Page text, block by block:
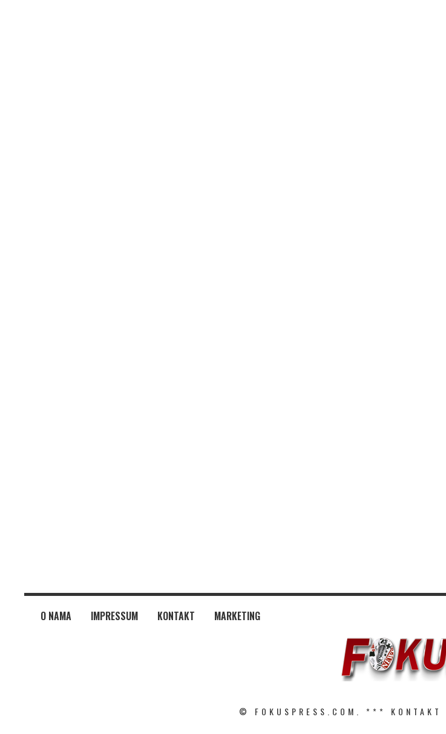
O NAMA IMPRESSUM KONTAKT MARKETING
© FOKUSPRESS.COM. *** KONTAKT